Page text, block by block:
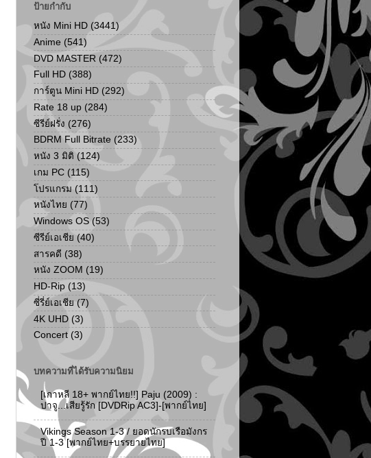
ป้ายกำกับ
หนัง Mini HD (3441)
Anime (541)
DVD MASTER (472)
Full HD (388)
การ์ตูน Mini HD (292)
Rate 18 up (284)
ซีรีย์ฝรั่ง (276)
BDRM Full Bitrate (233)
หนัง 3 มิติ (124)
เกม PC (115)
โปรแกรม (111)
หนังไทย (77)
Windows OS (53)
ซีรีย์เอเชีย (40)
สารคดี (38)
หนัง ZOOM (19)
HD-Rip (13)
ซี่รี่ย์เอเชีย (7)
4K UHD (3)
Concert (3)
บทความที่ได้รับความนิยม
[เกาหลี 18+ พากย์ไทย!!] Paju (2009) :
ปาจู...เสียรู้รัก [DVDRip AC3]-[พากย์ไทย]
Vikings Season 1-3 / ยอดนักรบเรือมังกร
ปี 1-3 [พากย์ไทย+บรรยายไทย]